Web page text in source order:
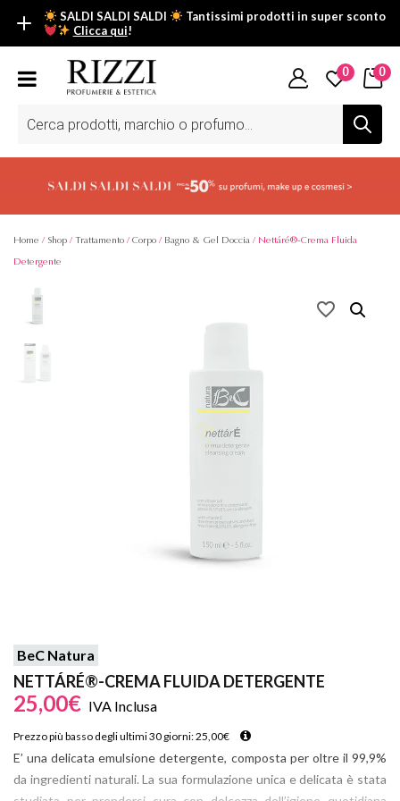
SALDI SALDI SALDI
Tantissimi prodotti in super sconto
Clicca qui!
SALDI SALDI SALDI
Fino al -50% su tantissimi prodotti beauty nella sezione saldi: il
Scopri tutti i prodotti in super saldo!Clicca qui
prodotti
0 0
Home / Shop / Trattamento / Corpo / Bagno & Gel Doccia / Nettáré®-Crema Fluida
Detergente
BeC Natura
NETTÁRÉ®-CREMA FLUIDA DETERGENTE
25,00€ IVA Inclusa
Prezzo più basso degli ultimi 30 giorni:25,00€
E’ una delicata emulsione detergente, composta per oltre il 99,9%
da ingredienti naturali. La sua formulazione unica e delicata è stata